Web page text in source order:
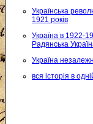
Українська
1921 років
Україна в 1922-
Радянська
Україна
вся історія в